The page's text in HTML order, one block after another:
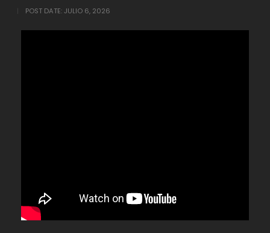
POST DATE:JULIO 6, 2026